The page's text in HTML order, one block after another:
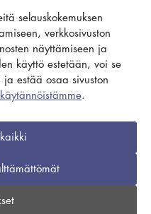
selauskokemuksen
verkkosivuston
näyttämiseen ja
käyttö estetään, voi se
ja estää osaa sivuston
.
pidätetään.